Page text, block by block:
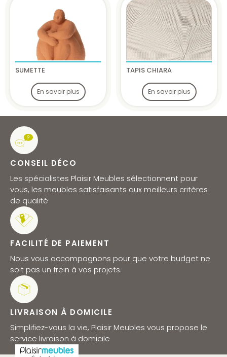
SUMETTE
En savoir plus
TAPIS CHIARA
En savoir plus
CONSEIL DÉCO
Les spécialistes Plaisir Meubles sélectionnent pour
vous, les meubles satisfaisants aux meilleurs critères
de qualité
FACILITÉ DE PAIEMENT
Nous vous accompagnons pour que votre budget ne
soit pas un frein à vos projets.
LIVRAISON À DOMICILE
Simplifiez-vous la vie, Plaisir Meubles vous propose le
service livraison à domicile